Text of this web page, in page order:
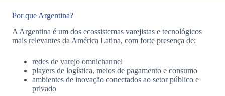
Por que Argentina?
A Argentina é um dos ecossistemas varejistas e tecnológicos
mais relevantes da América Latina, com forte presença de:
redes de varejo omnichannel
players de logística, meios de pagamento e consumo
ambientes de inovação conectados ao setor público e
privado